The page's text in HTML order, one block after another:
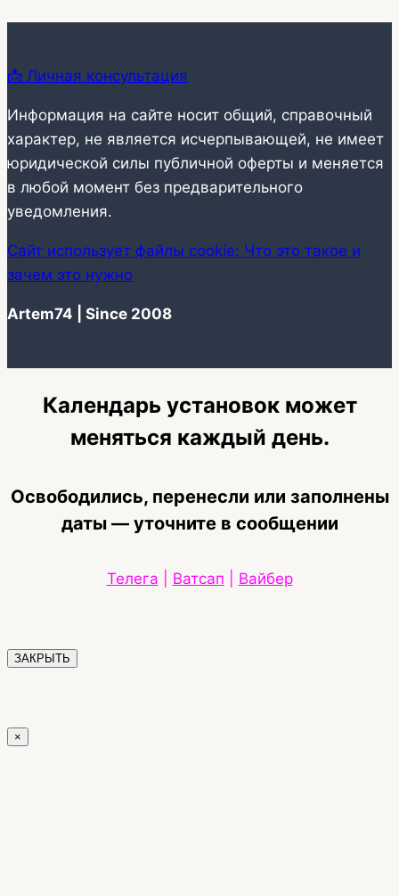
📩 Личная консультация
Информация на сайте носит общий, справочный
характер, не является исчерпывающей, не имеет
юридической силы публичной оферты и меняется
в любой момент без предварительного
уведомления.
Сайт использует файлы cookie: Что это такое и
зачем это нужно
Artem74 | Since 2008
Календарь установок может
меняться каждый день.
Освободились, перенесли или заполнены
даты — уточните в сообщении
Телега Ватсап Вайбер
ЗАКРЫТЬ
×